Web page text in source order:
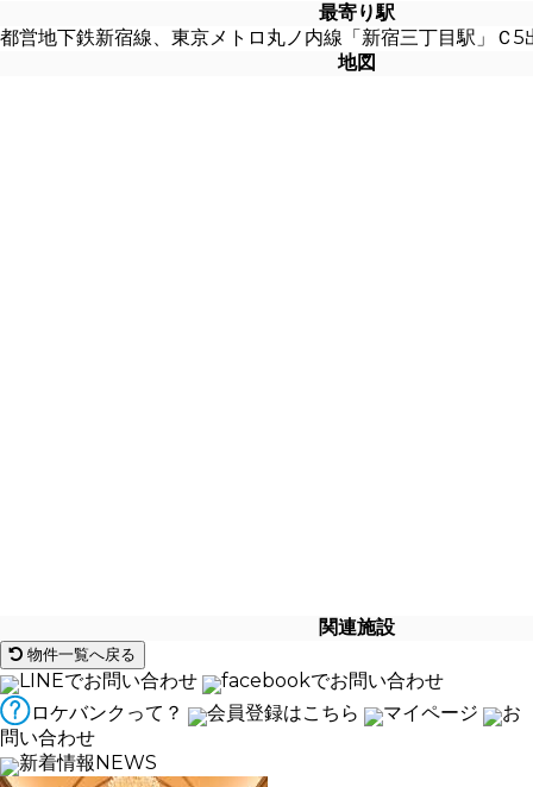
最寄り駅
都営地下鉄新宿線、東京メトロ丸ノ内線「新宿三丁目駅」Ｃ
地図
関連施設
物件一覧へ戻る
LINEでお問い合わせ
facebookでお問い合わせ
ロケバンクって？
会員登録はこちら マイページ
お
問い合わせ
新着情報NEWS